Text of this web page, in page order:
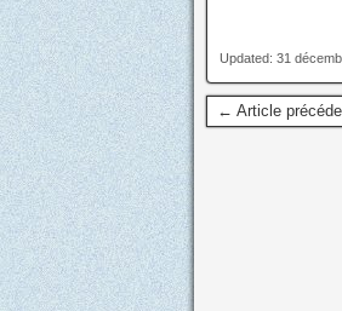
Updated: 31
← Article